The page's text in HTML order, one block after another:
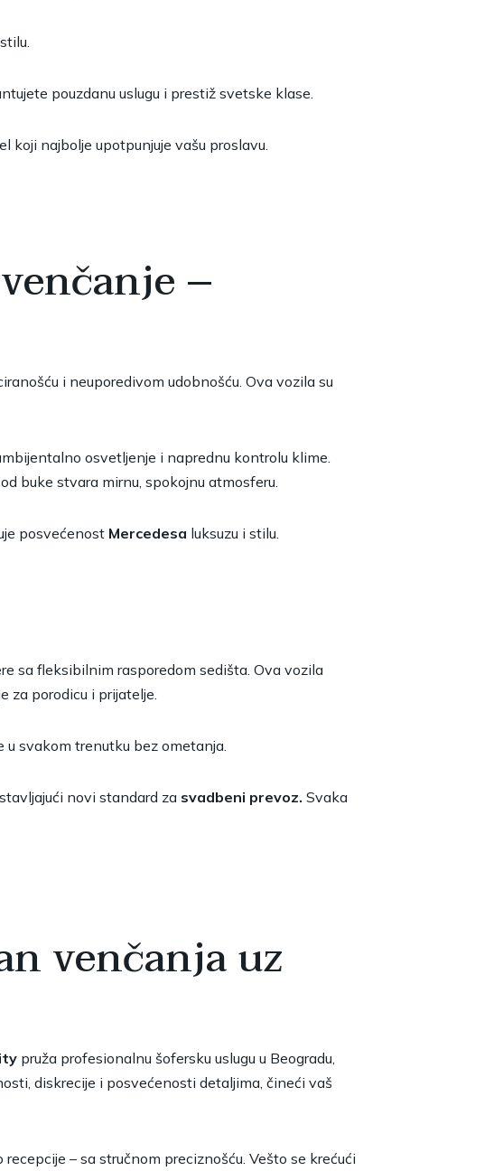
pouzdanu uslugu i prestiž svetske klase.
koji najbolje upotpunjuje vašu proslavu.
–
i neuporedivom udobnošću. Ova vozila su
osvetljenje i naprednu kontrolu klime.
buke stvara mirnu, spokojnu atmosferu.
posvećenost Mercedesa luksuzu i stilu.
sa fleksibilnim rasporedom sedišta. Ova vozila
za porodicu i prijatelje.
svakom trenutku bez ometanja.
novi standard za svadbeni prevoz. Svaka
venčanja uz
pruža profesionalnu šofersku uslugu u Beogradu,
diskrecije i posvećenosti detaljima, čineći vaš
– sa stručnom preciznošću. Vešto se krećući